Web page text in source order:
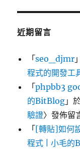
近期留言
「seo_djmr
程式的開發工
「phpbb3
的BitBlog 」
驗證〉發佈留
「[轉貼]如何
程式 | 小毛的